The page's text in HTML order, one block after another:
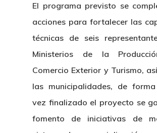
El programa previsto se
acciones para fortalecer las
técnicas de seis
Ministerios de la
Comercio Exterior y Turismo,
las municipalidades, de
vez finalizado el proyecto se
fomento de iniciativas de